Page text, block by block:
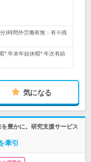
)時間外労働有無：有※残
* 年末年始休暇* 年次有給
気になる
豊かに。研究支援サービス
牽引